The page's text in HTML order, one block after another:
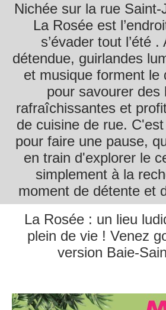
Nichée sur la rue Saint-
La Rosée est
s’évader tout l’été
détendue, guirlandes
et musique forment le
pour savourer des
rafraîchissantes et
de cuisine de rue.
pour faire une pause,
en train d'explorer le
simplement à la
moment de détente et
La Rosée : un lieu
plein de vie ! Venez
version Baie-